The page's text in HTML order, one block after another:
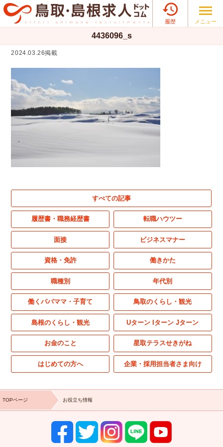

履歴 メニュー
4436096_s
2024.03.26掲載
すべての記事
履歴書・職務経歴書 転職ハウツー
面接 ビジネスマナー
資格・免許 働きかた
職種別 年代別
働くパパママ・子育て 鳥取のくらし・観光
島根のくらし・観光 Uターン Iターン Jターン
お金のこと 星取テラスせきがね
はじめての方へ 企業・採用担当者さま向け
TOPページ お役立ち情報